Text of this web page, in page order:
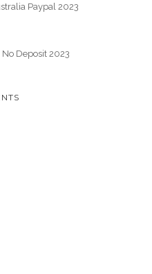
Paypal 2023
Deposit 2023